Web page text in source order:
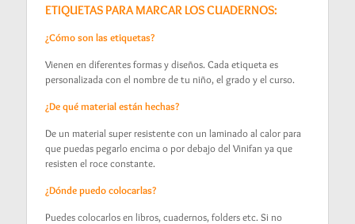
ETIQUETAS PARA MARCAR LOS CUADERNOS:
¿Cómo son las etiquetas?
Vienen en diferentes formas y diseños. Cada etiqueta es
personalizada con el nombre de tu niño, el grado y el curso.
¿De qué material están hechas?
De un material super resistente con un laminado al calor para
que puedas pegarlo encima o por debajo del Vinifan ya que
resisten el roce constante.
¿Dónde puedo colocarlas?
Puedes colocarlos en libros, cuadernos, folders etc. Si no